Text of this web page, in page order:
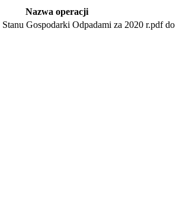
Nazwa operacji
Gospodarki Odpadami za 2020 r.pdf do